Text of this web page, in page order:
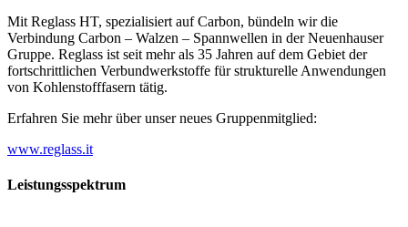
Mit Reglass HT, spezialisiert auf Carbon, bündeln wir die
Verbindung Carbon – Walzen – Spannwellen in der Neuenhauser
Gruppe. Reglass ist seit mehr als 35 Jahren auf dem Gebiet der
fortschrittlichen Verbundwerkstoffe für strukturelle Anwendungen
von Kohlenstofffasern tätig.
Erfahren Sie mehr über unser neues Gruppenmitglied:
www.reglass.it
Leistungsspektrum